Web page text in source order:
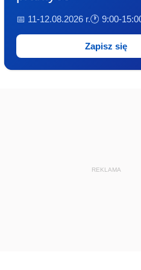
📅 11-12.08.2026 r.🕐 9:00-
Zapisz się
REKLAMA